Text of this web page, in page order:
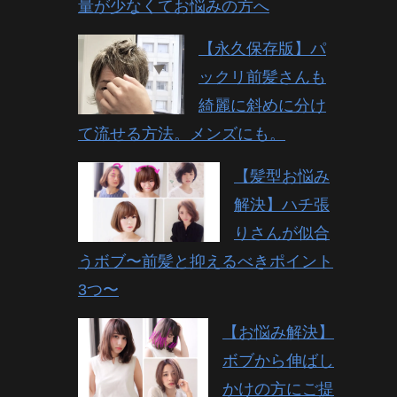
量が少なくてお悩みの方へ
【永久保存版】パ
ックリ前髪さんも
綺麗に斜めに分け
て流せる方法。メンズにも。
【髪型お悩み
解決】ハチ張
りさんが似合
うボブ〜前髪と抑えるべきポイント
3つ〜
【お悩み解決】
ボブから伸ばし
かけの方にご提